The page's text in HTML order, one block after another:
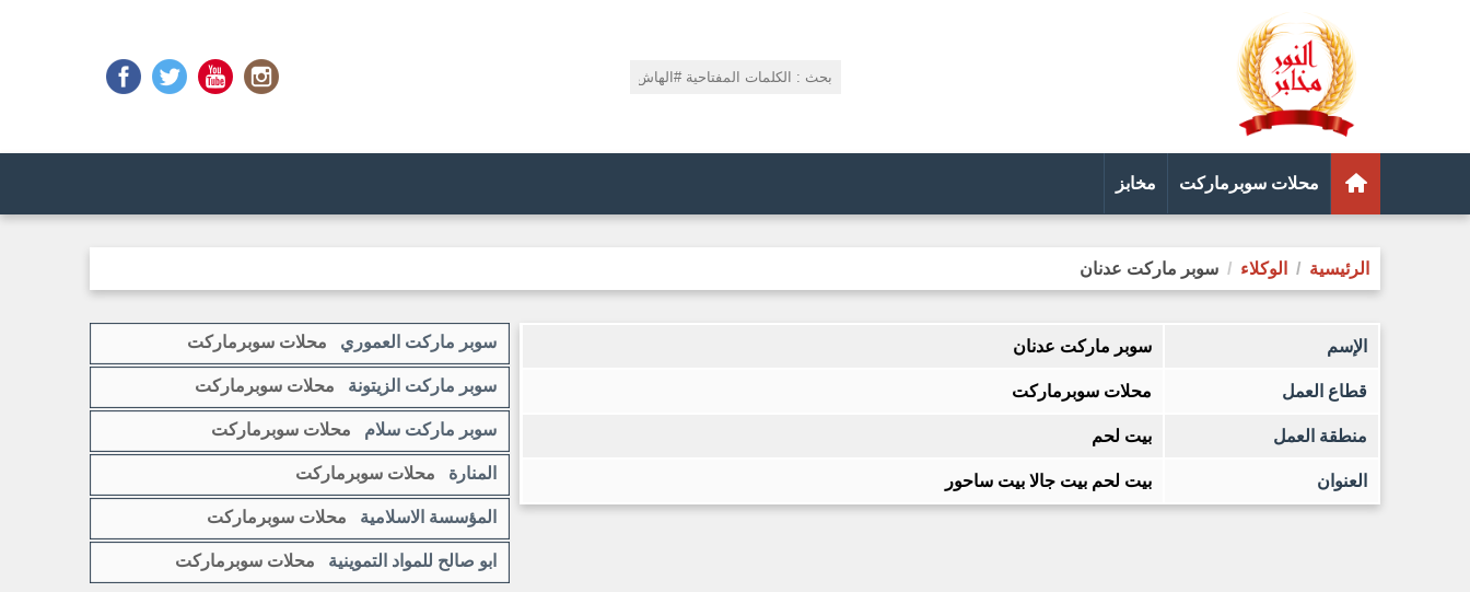
محلات سوبرماركت مخابز
الرئيسية الوكلاء سوبر ماركت عدنان
الإسم سوبر ماركت عدنان
قطاع العمل محلات سوبرماركت
منطقة العمل بيت لحم
العنوان بيت لحم بيت جالا بيت ساحور
سوبر ماركت العموري محلات سوبرماركت
سوبر ماركت الزيتونة محلات سوبرماركت
سوبر ماركت سلام محلات سوبرماركت
المنارة محلات سوبرماركت
المؤسسة الاسلامية محلات سوبرماركت
ابو صالح للمواد التموينية محلات سوبرماركت